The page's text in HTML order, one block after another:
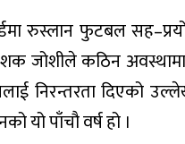
रुस्लान फुटबल
जोशीले कठिन
निरन्तरता दिएको
यो पाँचौ वर्ष हो ।